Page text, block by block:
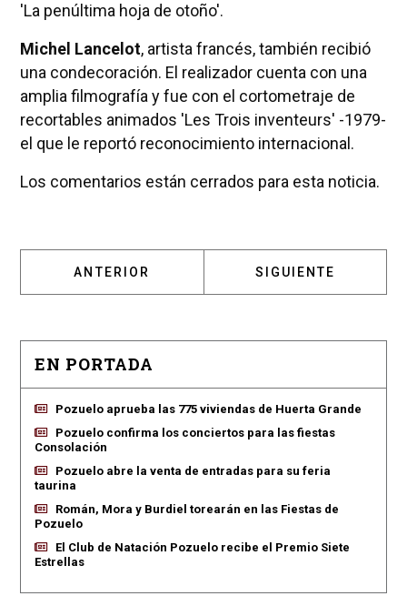
'La penúltima hoja de otoño'.
Michel Lancelot, artista francés, también recibió
una condecoración. El realizador cuenta con una
amplia filmografía y fue con el cortometraje de
recortables animados 'Les Trois inventeurs' -1979-
el que le reportó reconocimiento internacional.
Los comentarios están cerrados para esta noticia.
ARTÍCULO ANTERIOR: CADA VEZ MÁS
ANTERIOR ARTÍCULO
SIGUIENTE
EN PORTADA
Pozuelo aprueba las 775 viviendas de Huerta Grande
Pozuelo confirma los conciertos para las fiestas
Consolación
Pozuelo abre la venta de entradas para su feria
taurina
Román, Mora y Burdiel torearán en las Fiestas de
Pozuelo
El Club de Natación Pozuelo recibe el Premio Siete
Estrellas